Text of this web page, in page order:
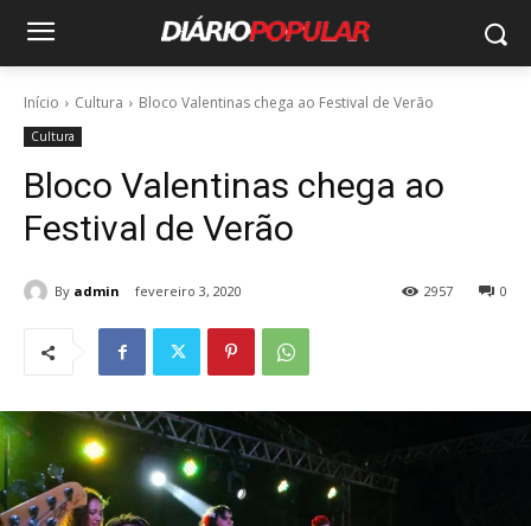
Início Cultura Bloco Valentinas chega ao Festival de Verão
Cultura
Bloco Valentinas chega ao
Festival de Verão
By admin fevereiro 3, 2020 0
2957